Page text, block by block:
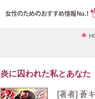
炎に囚われた私とあなた
[著者] 蒼